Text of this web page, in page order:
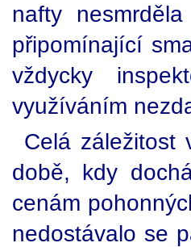
nafty
připomínající
vždycky
využíváním
Celá záležitost
době, kdy
cenám
nedostávalo se